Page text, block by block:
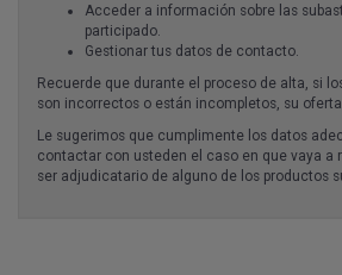
Acceder a información sobre las
participado.
Gestionar tus datos de contacto.
Recuerde que durante el proceso de alta, si
son incorrectos o están incompletos, su
Le sugerimos que cumplimente los datos
contactar con usteden el caso en que vaya a
ser adjudicatario de alguno de los productos